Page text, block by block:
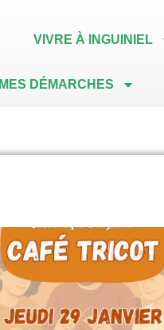
VIVRE À INGUINIEL
MES DÉMARCHES